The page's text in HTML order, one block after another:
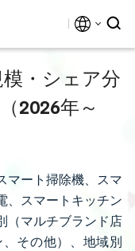
・シェア分
2026年～
マート掃除機、スマ
、スマートキッチン
（マルチブランド店
その他）、地域別